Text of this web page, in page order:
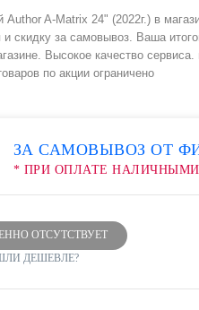
Author A-Matrix 24" (2022г.) в
и скидку за самовывоз. Ваша
Высокое качество
по акции ограничено
ЗА САМОВЫВОЗ ОТ
* ПРИ ОПЛАТЕ НАЛИЧНЫМИ
ОТСУТСТВУЕТ
ДЕШЕВЛЕ?